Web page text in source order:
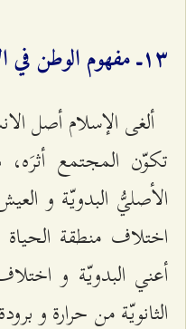
۱٣ـ مفهوم الوطن في الإسلام وحدوده
ألغى الإسلام أصل
تكوّن المجتمع
الأصليُّ البدويّة و
اختلاف منطقة
أعني البدويّة و
الثانويّة من حرارة و